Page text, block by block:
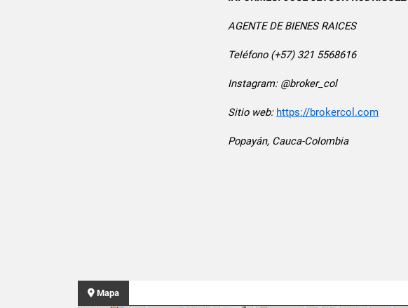
AGENTE DE BIENES RAICES
Teléfono (+57) 321 5568616
Instagram: @broker_col
Sitio web: https://brokercol.com
Popayán, Cauca-Colombia
Mapa